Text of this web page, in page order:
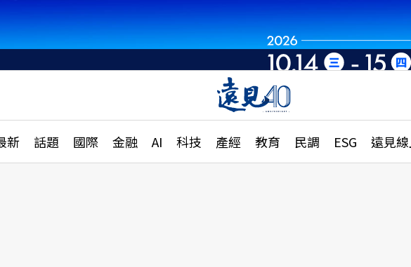
新 話題 國際 金融 AI 科技 產經 教育 民調 ESG 遠見
話題
國際
特輯
大學升學、職涯攻略
縣市施政調查全解析